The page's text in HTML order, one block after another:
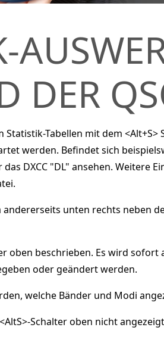
DER
Tabellen mit dem
werden. Befindet sich
DXCC "DL" ansehen. Weitere
andererseits unten rechts neben
oben beschrieben. Es wird
oder geändert werden.
welche Bänder und Modi
Schalter oben nicht